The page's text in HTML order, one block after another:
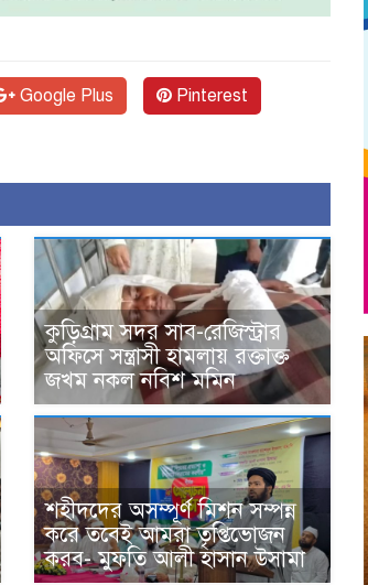
Google Plus Pinterest
কুড়িগ্রাম সদর সাব-রেজিস্ট্রার
অফিসে সন্ত্রাসী হামলায় রক্তাক্ত
জখম নকল নবিশ মমিন
শহীদদের অসম্পূর্ণ মিশন সম্পন্ন
করে তবেই আমরা তৃপ্তিভোজন
করব- মুফতি আলী হাসান উসামা